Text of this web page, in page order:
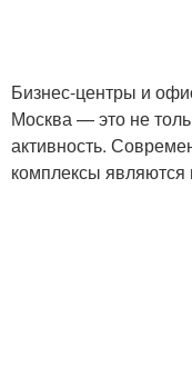
Бизнес-центры и
Москва — это не
активность.
комплексы являются